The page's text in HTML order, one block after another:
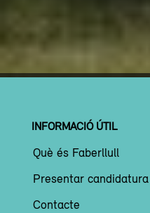
INFORMACIÓ ÚTIL
Què és Faberllull
Presentar candidatura
Contacte